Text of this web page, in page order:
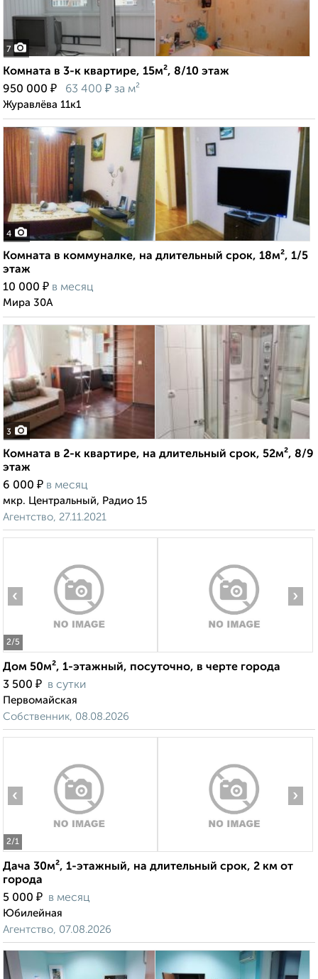
7
Комната в 3-к квартире, 15м², 8/10 этаж
950 000 ₽ 63 400 ₽ за м²
Журавлёва 11к1
4
Комната в коммуналке, на длительный срок, 18м², 1/5
этаж
10 000 ₽ в месяц
Мира 30А
3
Комната в 2-к квартире, на длительный срок, 52м², 8/9
этаж
6 000 ₽ в месяц
мкр. Центральный, Радио 15
Агентство, 27.11.2021
2/5
‹ ›
Дом 50м², 1-этажный, посуточно, в черте города
3 500 ₽ в сутки
Первомайская
Собственник, 08.08.2026
2/1
‹ ›
Дача 30м², 1-этажный, на длительный срок, 2 км от
города
5 000 ₽ в месяц
Юбилейная
Агентство, 07.08.2026